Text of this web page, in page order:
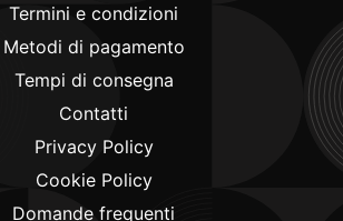
Termini e condizioni
Metodi di pagamento
Tempi di consegna
Contatti
Privacy Policy
Cookie Policy
Domande frequenti